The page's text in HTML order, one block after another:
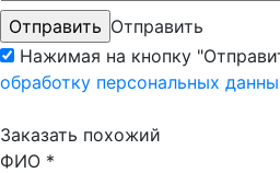
Отправить
Нажимая на кнопку
обработку персональных
Заказать похожий
ФИО *